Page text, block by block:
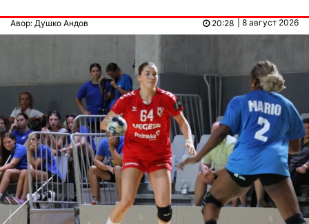
Авор: Душко Андов | 8 август 2026
20:28